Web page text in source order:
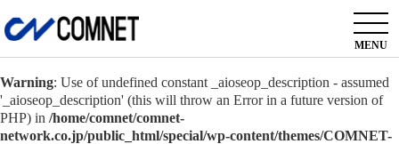
Warning: Use of undefined constant _aioseop_description - assumed
'_aioseop_description' (this will throw an Error in a future version of
PHP) in /home/comnet/comnet-
network.co.jp/public_html/special/wp-content/themes/COMNET-
MENU